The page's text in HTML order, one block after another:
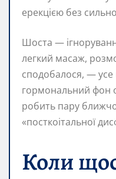
ерекцією без
Шоста —
легкий масаж,
сподобалося, — усе
гормональний фон
робить пару
«посткоітальної
Коли